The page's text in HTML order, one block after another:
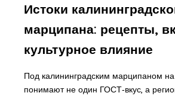
Истоки
марципана: рецепты,
культурное влияние
Под калининградским марципаном
понимают не один ГОСТ‑вкус, а